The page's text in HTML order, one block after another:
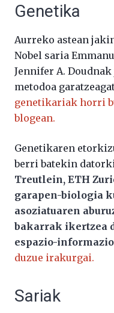
Genetika
Aurreko astean
Nobel saria
Jennifer A. Doudnak
metodoa
genetikariak horri
blogean.
Genetikaren
berri batekin
Treutlein, ETH
garapen-biologia
asoziatuaren
bakarrak ikertzea
espazio-
duzue irakurgai.
Sariak